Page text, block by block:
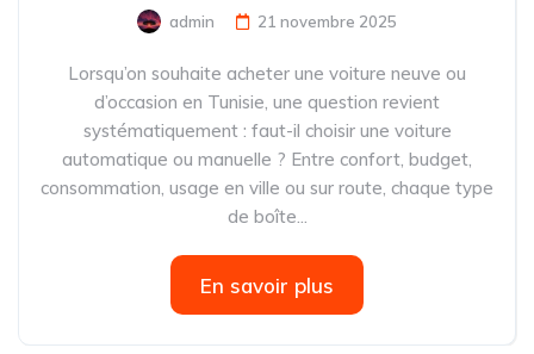
admin 21 novembre 2025
Lorsqu’on souhaite acheter une voiture neuve ou
d’occasion en Tunisie, une question revient
systématiquement : faut-il choisir une voiture
automatique ou manuelle ? Entre confort, budget,
consommation, usage en ville ou sur route, chaque type
de boîte...
En savoir plus